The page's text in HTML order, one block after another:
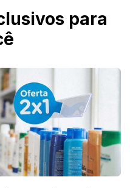
para